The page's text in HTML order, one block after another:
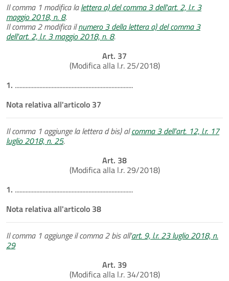
Il comma 1 modifica lalettera a) del comma 3 dell'art. 2, l.r. 3
maggio 2018, n. 8.
Il comma 2 modifica ilnumero 3 della lettera a) del comma 3
dell'art. 2, l.r. 3 maggio 2018, n. 8.
Art. 37
(Modifica alla l.r. 25/2018)
1. .............................................................................
Nota relativa all'articolo 37
Il comma 1 aggiunge la lettera d bis) alcomma 3 dell'art. 12, l.r. 17
luglio 2018, n. 25.
Art. 38
(Modifica alla l.r. 29/2018)
1. .............................................................................
Nota relativa all'articolo 38
Il comma 1 aggiunge il comma 2 bis all'art. 9, l.r. 23 luglio 2018, n.
29
Art. 39
(Modifica alla l.r. 34/2018)